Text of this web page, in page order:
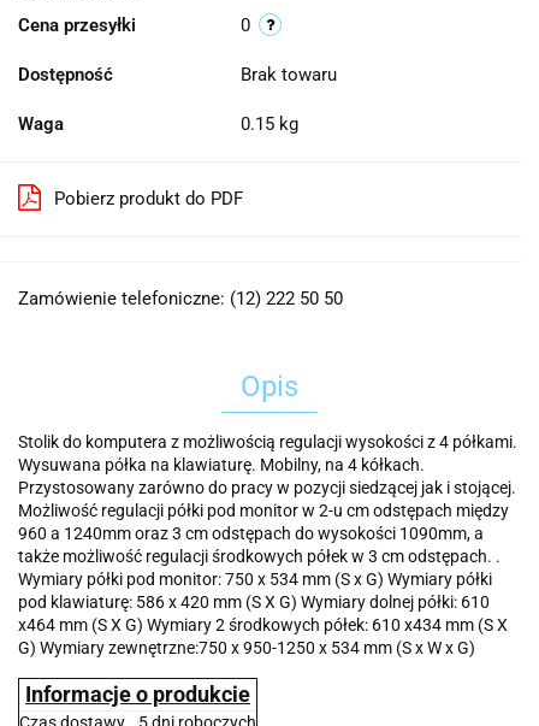
Cena przesyłki 0
Dostępność Brak towaru
Waga 0.15 kg
Pobierz produkt do PDF
Zamówienie telefoniczne: (12) 222 50 50
Opis
Stolik do komputera z możliwością regulacji wysokości z 4 półkami.
Wysuwana półka na klawiaturę. Mobilny, na 4 kółkach.
Przystosowany zarówno do pracy w pozycji siedzącej jak i stojącej.
Możliwość regulacji półki pod monitor w 2-u cm odstępach między
960 a 1240mm oraz 3 cm odstępach do wysokości 1090mm, a
także możliwość regulacji środkowych półek w 3 cm odstępach. .
Wymiary półki pod monitor: 750 x 534 mm (S x G) Wymiary półki
pod klawiaturę: 586 x 420 mm (S X G) Wymiary dolnej półki: 610
x464 mm (S X G) Wymiary 2 środkowych półek: 610 x434 mm (S X
G) Wymiary zewnętrzne:750 x 950-1250 x 534 mm (S x W x G)
Informacje o produkcie